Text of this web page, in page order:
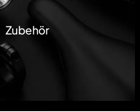
Zubehör